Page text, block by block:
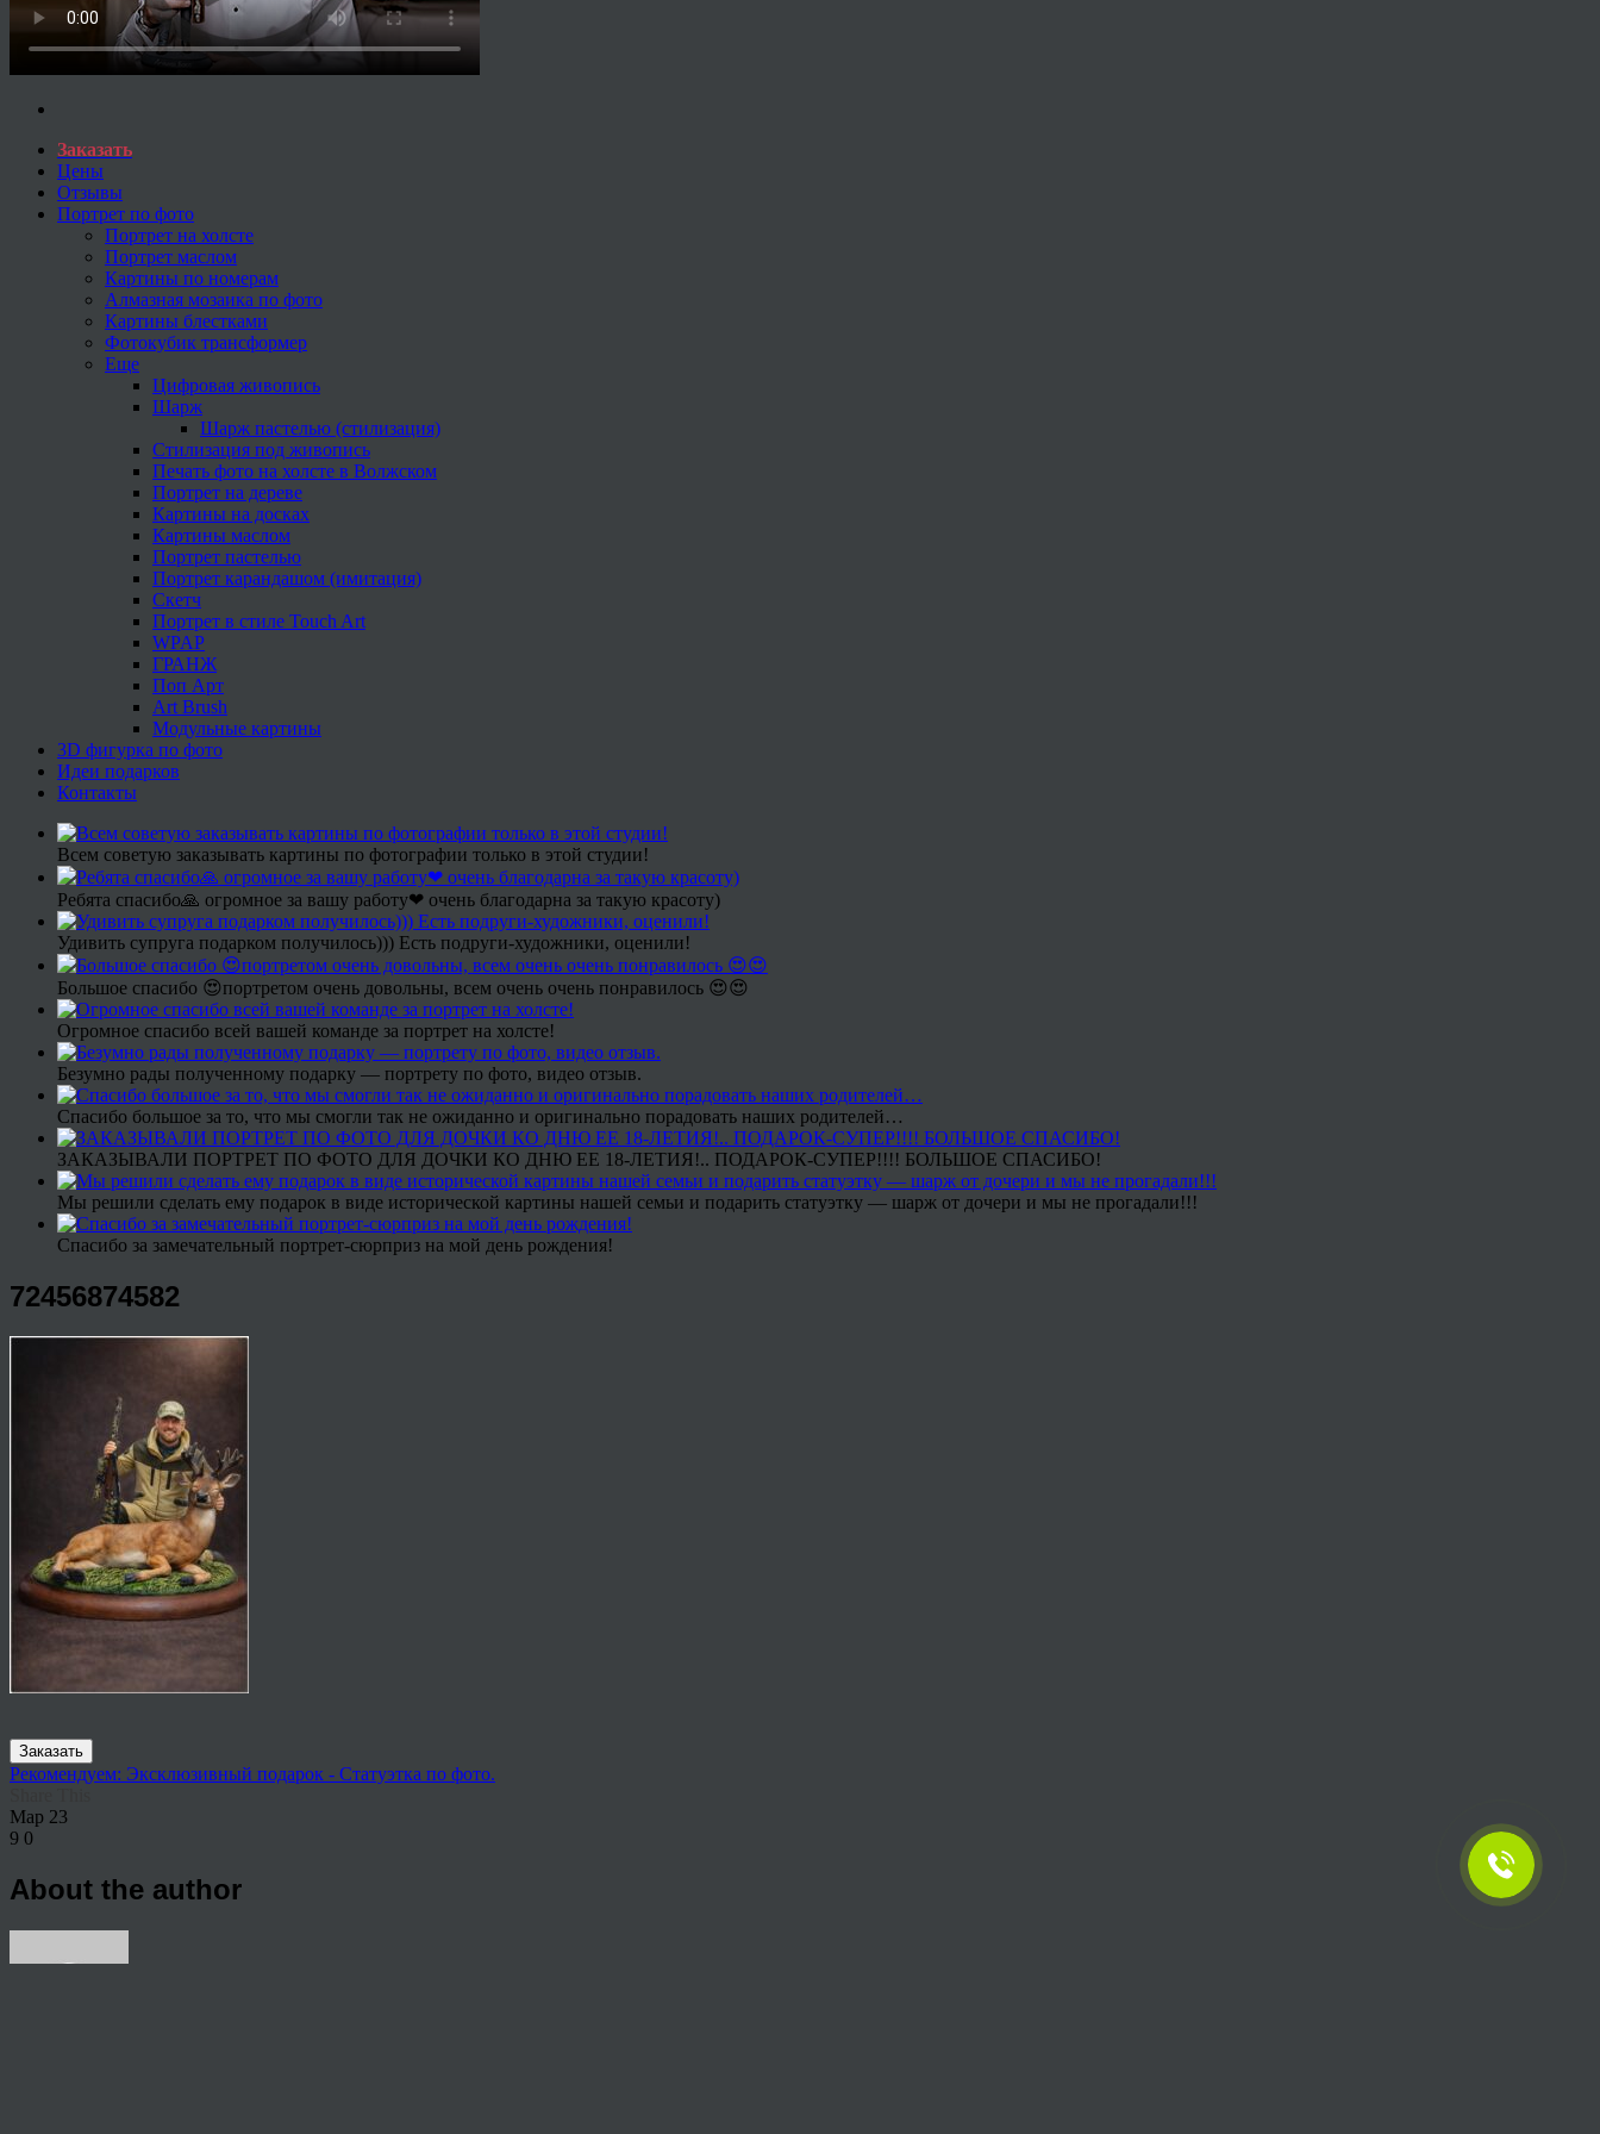
Заказать
Цены
Отзывы
Портрет по фото
Портрет на холсте
Портрет маслом
Картины по номерам
Алмазная мозаика по фото
Картины блестками
Фотокубик трансформер
Еще
Цифровая живопись
Шарж
Шарж пастелью (стилизация)
Стилизация под живопись
Печать фото на холсте в Волжском
Портрет на дереве
Картины на досках
Картины маслом
Портрет пастелью
Портрет карандашом (имитация)
Скетч
Портрет в стиле Touch Art
WPAP
ГРАНЖ
Поп Арт
Art Brush
Модульные картины
3D фигурка по фото
Идеи подарков
Контакты
Всем советую заказывать картины по фотографии только в этой студии!
Ребята спасибо🙏 огромное за вашу работу❤ очень благодарна за такую красоту)
Удивить супруга подарком получилось))) Есть подруги-художники, оценили!
Большое спасибо 😍портретом очень довольны, всем очень очень понравилось 😍😍
Огромное спасибо всей вашей команде за портрет на холсте!
Безумно рады полученному подарку — портрету по фото, видео отзыв.
Спасибо большое за то, что мы смогли так не ожиданно и оригинально порадовать наших родителей…
ЗАКАЗЫВАЛИ ПОРТРЕТ ПО ФОТО ДЛЯ ДОЧКИ КО ДНЮ ЕЕ 18-ЛЕТИЯ!.. ПОДАРОК-СУПЕР!!!! БОЛЬШОЕ СПАСИБО!
Мы решили сделать ему подарок в виде исторической картины нашей семьи и подарить статуэтку — шарж от дочери и мы не прогадали!!!
Спасибо за замечательный портрет-сюрприз на мой день рождения!
72456874582
Заказать
Рекомендуем: Эксклюзивный подарок - Статуэтка по фото.
Мар 23
9 0
About the author